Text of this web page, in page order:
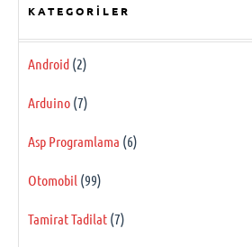
KATEGORILER
Android (2)
Arduino (7)
Asp Programlama (6)
Otomobil (99)
Tamirat Tadilat (7)